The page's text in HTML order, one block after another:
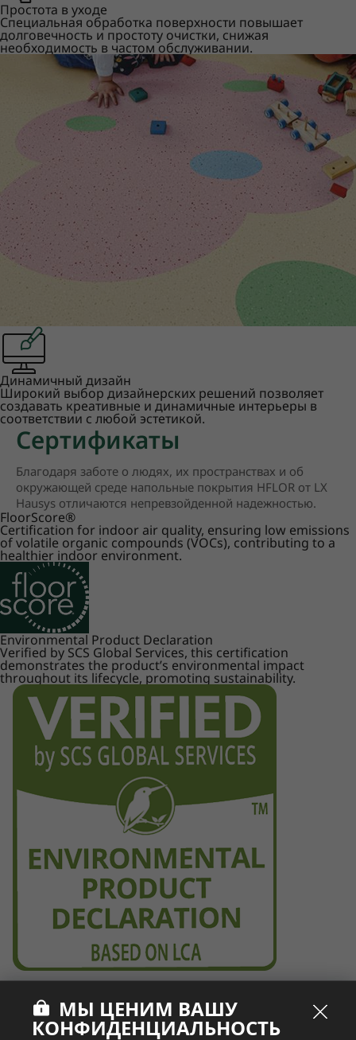
Простота в уходе
Специальная обработка поверхности повышает
долговечность и простоту очистки, снижая
необходимость в частом обслуживании.
Динамичный дизайн
Широкий выбор дизайнерских решений позволяет
создавать креативные и динамичные интерьеры в
соответствии с любой эстетикой.
Сертификаты
Благодаря заботе о людях, их пространствах и об
окружающей среде напольные покрытия HFLOR от LX
Hausys отличаются непревзойденной надежностью.
FloorScore®
Certification for indoor air quality, ensuring low emissions
of volatile organic compounds (VOCs), contributing to a
healthier indoor environment.
Environmental Product Declaration
Verified by SCS Global Services, this certification
demonstrates the product’s environmental impact
throughout its lifecycle, promoting sustainability.
МЫ ЦЕНИМ ВАШУ
КОНФИДЕНЦИАЛЬНОСТЬ